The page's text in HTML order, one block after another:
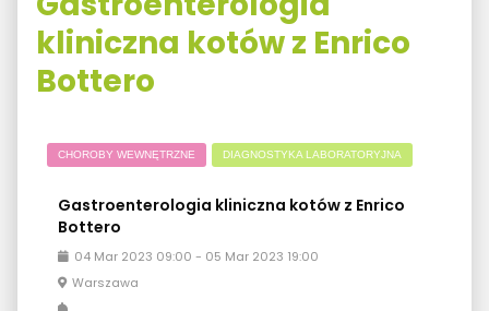
kliniczna kotów z Enrico
Bottero
CHOROBY WEWNĘTRZNE DIAGNOSTYKA LABORATORYJNA
Gastroenterologia kliniczna kotów z Enrico
Bottero
04 Mar 2023 09:00 - 05 Mar 2023 19:00
Warszawa